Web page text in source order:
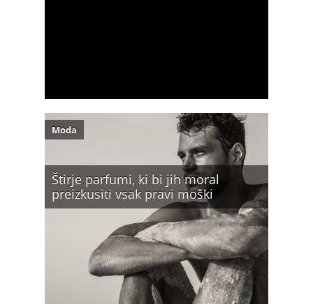
Štirje parfumi, ki bi jih moral
preizkusiti vsak pravi moški
Moda